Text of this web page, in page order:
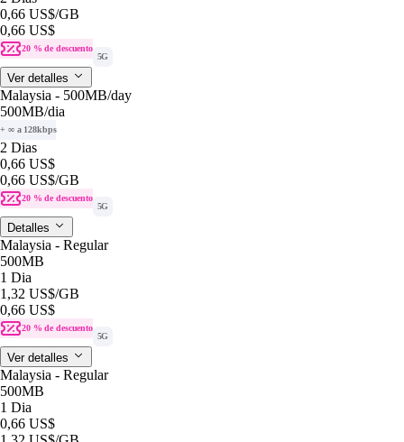
0,66 US$/GB
0,66 US$
20 % de descuento
5G
Ver detalles
Malaysia - 500MB/day
500MB/dia
+ ∞ a 128kbps
2 Dias
0,66 US$
0,66 US$/GB
20 % de descuento
5G
Detalles
Malaysia - Regular
500MB
1 Dia
1,32 US$/GB
0,66 US$
20 % de descuento
5G
Ver detalles
Malaysia - Regular
500MB
1 Dia
0,66 US$